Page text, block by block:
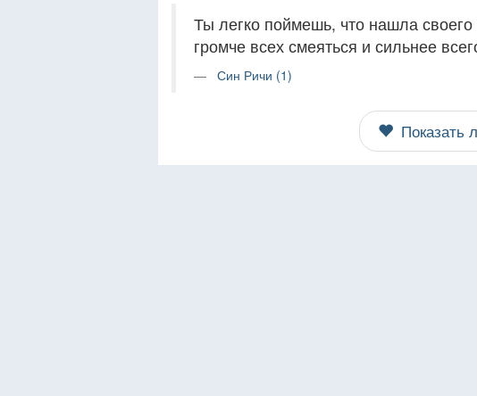
Ты легко поймешь, что нашла
громче всех смеяться и сильнее
Син Ричи (1)
Показать